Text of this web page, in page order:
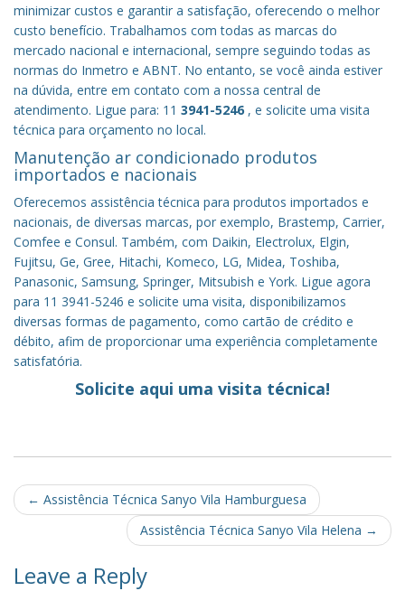
minimizar custos e garantir a satisfação, oferecendo o melhor
custo benefício. Trabalhamos com todas as marcas do
mercado nacional e internacional, sempre seguindo todas as
normas do Inmetro e ABNT. No entanto, se você ainda estiver
na dúvida, entre em contato com a nossa central de
atendimento. Ligue para: 11 3941-5246 , e solicite uma visita
técnica para orçamento no local.
Manutenção ar condicionado produtos
importados e nacionais
Oferecemos assistência técnica para produtos importados e
nacionais, de diversas marcas, por exemplo, Brastemp, Carrier,
Comfee e Consul. Também, com Daikin, Electrolux, Elgin,
Fujitsu, Ge, Gree, Hitachi, Komeco, LG, Midea, Toshiba,
Panasonic, Samsung, Springer, Mitsubish e York. Ligue agora
para 11 3941-5246 e solicite uma visita, disponibilizamos
diversas formas de pagamento, como cartão de crédito e
débito, afim de proporcionar uma experiência completamente
satisfatória.
Solicite aqui uma visita técnica!
Post
navigation
← Assistência Técnica Sanyo Vila Hamburguesa
Assistência Técnica Sanyo Vila Helena →
Leave a Reply